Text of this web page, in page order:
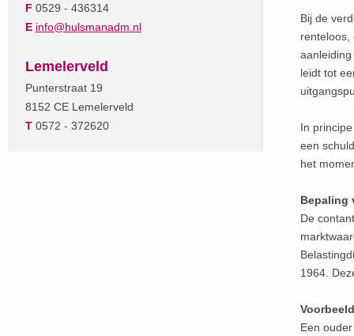
F 0529 - 436314
E info@hulsmanadm.nl
Lemelerveld
Punterstraat 19
8152 CE Lemelerveld
T0572 - 372620
Bij de
renteloos,
aanleiding
leidt tot
In
een
het
Bepaling
De
1964.
Een